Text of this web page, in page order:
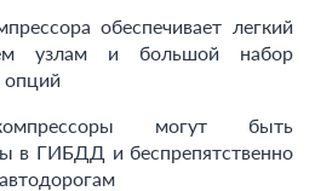
обеспечивает легкий
узлам и большой набор
опций
могут быть
в ГИБДД и беспрепятственно